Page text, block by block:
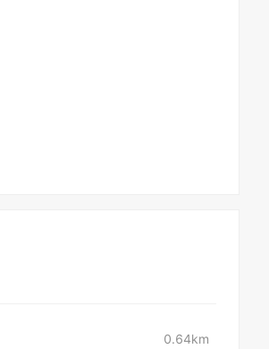
0.64km